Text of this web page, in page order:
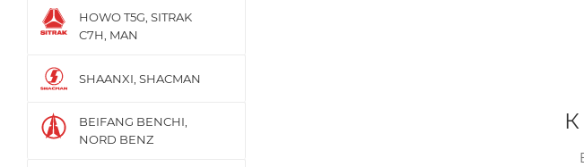
HOWO T5G, SITRAK
C7H, MAN
SHAANXI, SHACMAN
BEIFANG BENCHI,
NORD BENZ